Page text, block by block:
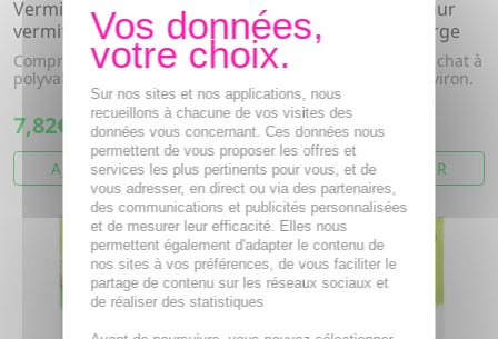
Vermiscan chien 500mg
vermifuges x4 comprimés
Comprimés vermifuges
polyvalents.
7,82€
AJOUTER AU PANIER
Solution calmante pour
chat à diffuser recharge
Solution calmante pour chat à
diffuser. 6 semaines environ.
Kit diffuseur + un fla...
17,72€
AJOUTER AU PANIER
Sur nos sites et nos applications, nous
recueillons à chacune de vos visites des
données vous concernant. Ces données nous
permettent de vous proposer les offres et
services les plus pertinents pour vous, et de
vous adresser, en direct ou via des partenaires,
des communications et publicités personnalisées
et de mesurer leur efficacité. Elles nous
permettent également d'adapter le contenu de
nos sites à vos préférences, de vous faciliter le
partage de contenu sur les réseaux sociaux et
de réaliser des statistiques